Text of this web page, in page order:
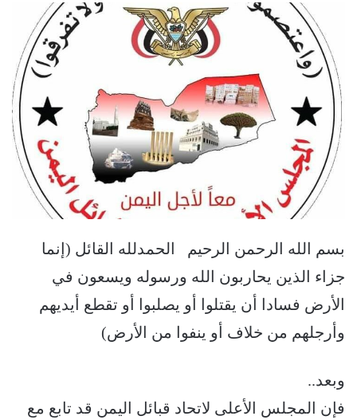
بسم الله الرحمن الرحيم الحمدلله القائل (إنما
جزاء الذين يحاربون الله ورسوله ويسعون في
الأرض فسادا أن يقتلوا أو يصلبوا أو تقطع أيديهم
وأرجلهم من خلاف أو ينفوا من الأرض)
وبعد..
فإن المجلس الأعلى لاتحاد قبائل اليمن قد تابع مع